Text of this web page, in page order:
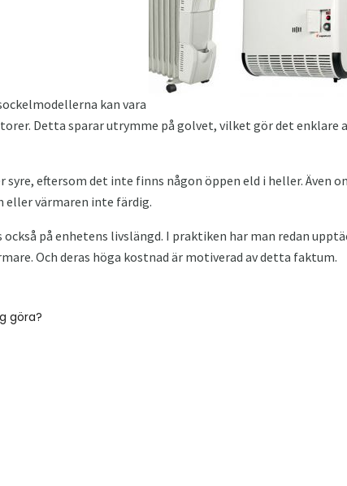
kan vara
Detta sparar utrymme på golvet, vilket gör det enklare
eftersom det inte finns någon öppen eld i heller. Även
eller värmaren inte färdig.
på enhetens livslängd. I praktiken har man redan
Och deras höga kostnad är motiverad av detta faktum.
göra?